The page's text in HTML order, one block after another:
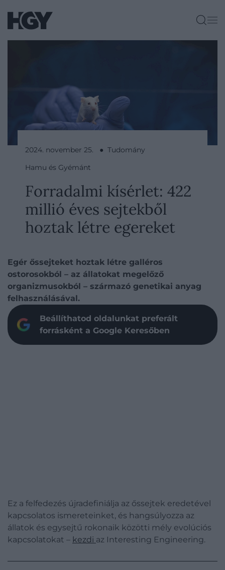
2024. november 25. ● Tudomány
Hamu és Gyémánt
Forradalmi kísérlet: 422
millió éves sejtekből
hoztak létre egereket
Egér őssejteket hoztak létre galléros
ostorosokból – az állatokat megelőző
organizmusokból – származó genetikai anyag
felhasználásával.
Beállíthatod oldalunkat preferált
forrásként a Google Keresőben
Ez a felfedezés újradefiniálja az őssejtek eredetével
kapcsolatos ismereteinket, és hangsúlyozza az
állatok és egysejtű rokonaik közötti mély evolúciós
kapcsolatokat – kezdi az Interesting Engineering.